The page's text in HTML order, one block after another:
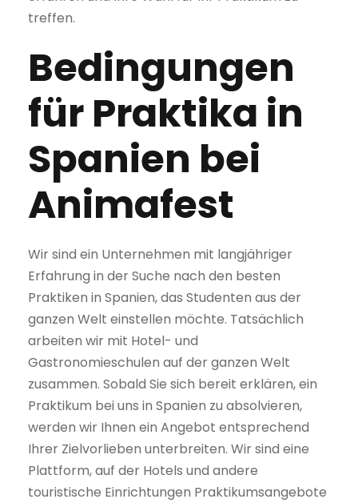
treffen.
Bedingungen
für Praktika in
Spanien bei
Animafest
Wir sind ein Unternehmen mit langjähriger
Erfahrung in der Suche nach den besten
Praktiken in Spanien, das Studenten aus der
ganzen Welt einstellen möchte. Tatsächlich
arbeiten wir mit Hotel- und
Gastronomieschulen auf der ganzen Welt
zusammen. Sobald Sie sich bereit erklären, ein
Praktikum bei uns in Spanien zu absolvieren,
werden wir Ihnen ein Angebot entsprechend
Ihrer Zielvorlieben unterbreiten. Wir sind eine
Plattform, auf der Hotels und andere
touristische Einrichtungen Praktikumsangebote